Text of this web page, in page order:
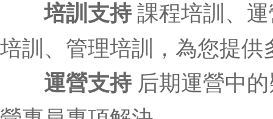
培訓支持 課程培訓、
培訓、管理培訓，為您提供
運營支持 后期運營中